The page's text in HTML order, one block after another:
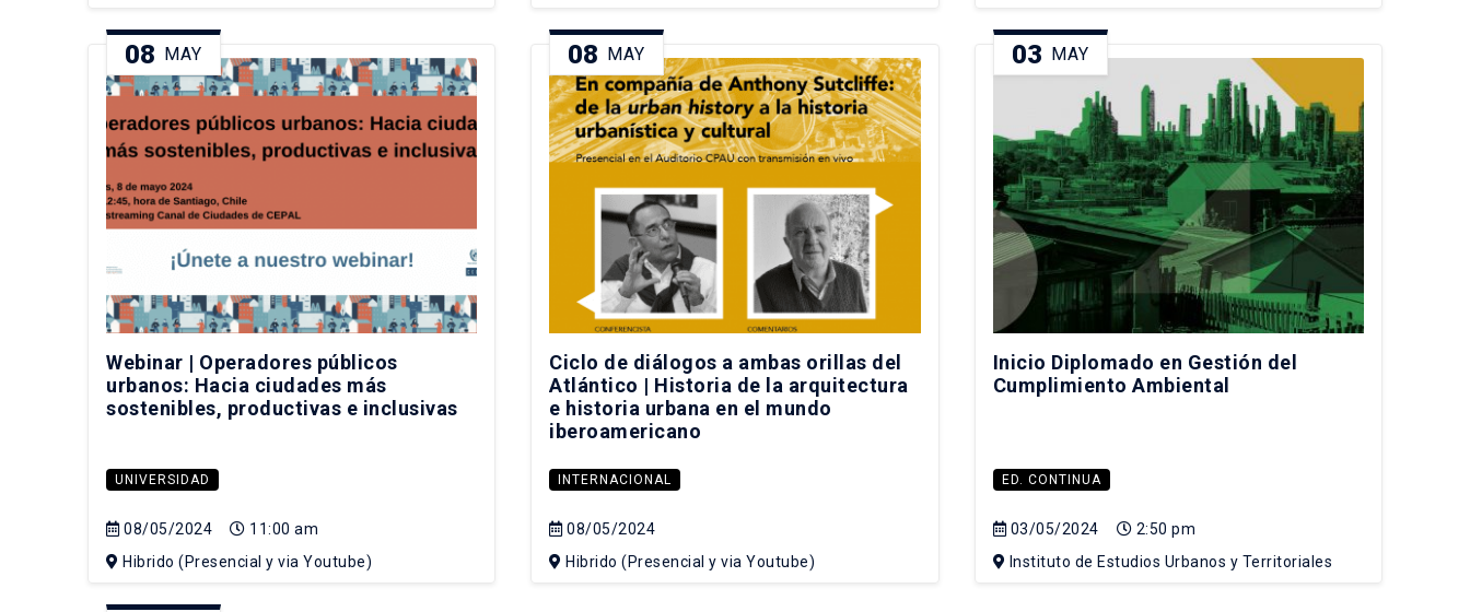
08 MAY
Webinar | Operadores públicos
urbanos: Hacia ciudades más
sostenibles, productivas e inclusivas
UNIVERSIDAD
08/05/2024
11:00 am
Hibrido (Presencial y via Youtube)
08 MAY
Ciclo de diálogos a ambas orillas del
Atlántico | Historia de la arquitectura
e historia urbana en el mundo
iberoamericano
INTERNACIONAL
08/05/2024
Hibrido (Presencial y via Youtube)
03 MAY
Inicio Diplomado en Gestión del
Cumplimiento Ambiental
ED. CONTINUA
03/05/2024
2:50 pm
Instituto de Estudios Urbanos y Territoriales